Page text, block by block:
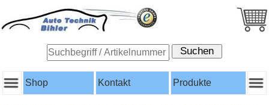
Shop Kontakt Produkte